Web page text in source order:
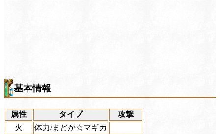
基本情報
属性 タイプ
攻撃
火
体力/まどか☆マギカ